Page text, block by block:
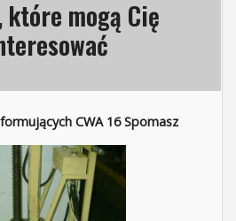
które mogą Cię
CWA 16 Spomasz